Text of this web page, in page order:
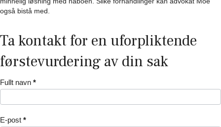
også bistå med.
Ta kontakt for en uforpliktende
førstevurdering av din sak
Kontaktskjema
Fullt navn *
E-post *